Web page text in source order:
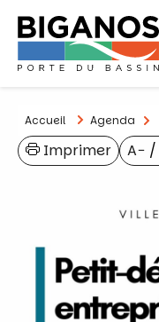
Accueil Agenda
A− /
Imprimer